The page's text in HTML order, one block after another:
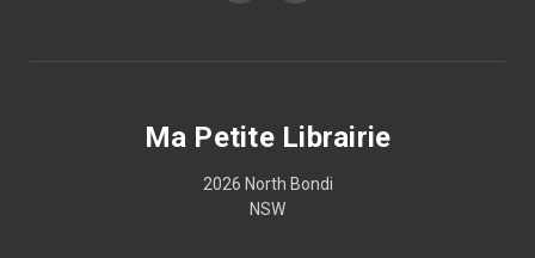
Ma Petite Librairie
2026 North Bondi
NSW